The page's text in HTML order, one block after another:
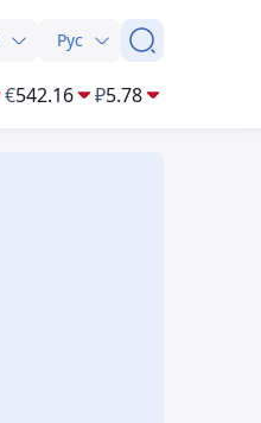
Рус
€542.16 ₽5.78